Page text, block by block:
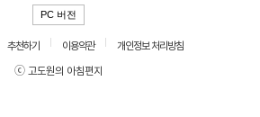
PC 버전
추천하기 이용약관
개인정보 처리방침
ⓒ 고도원의 아침편지